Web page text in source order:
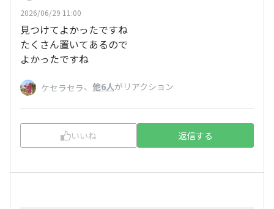
2026/06/29 11:00
見つけてよかったですね
たくさん置いてあるので
よかったですね
ケセラセラ、 他6人がリアクション
いいね 返信する